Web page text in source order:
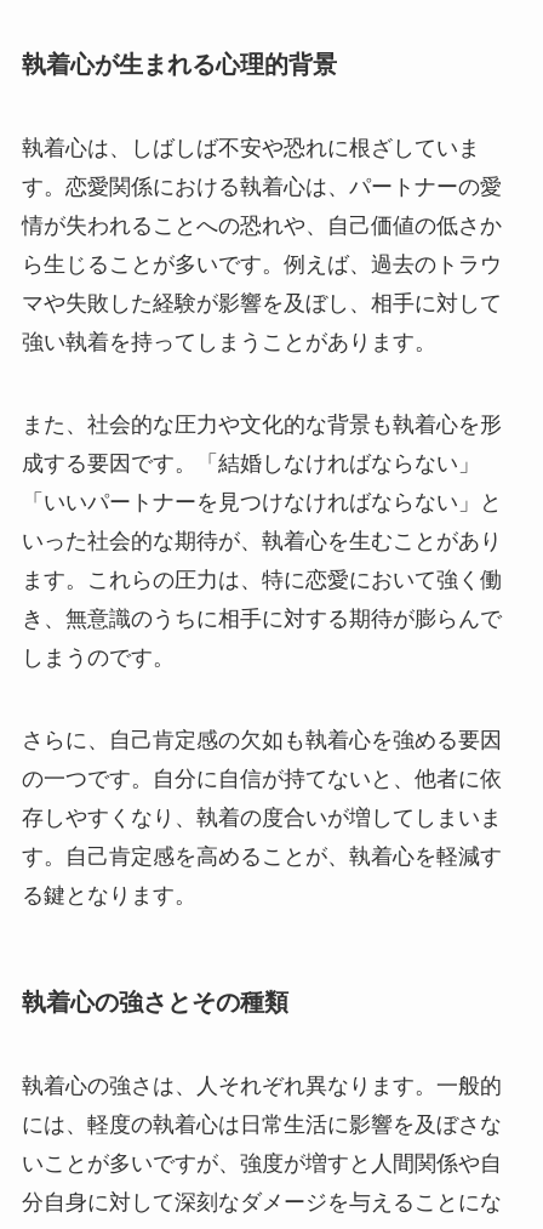
執着心が生まれる心理的背景
執着心は、しばしば不安や恐れに根ざしていま
す。恋愛関係における執着心は、パートナーの愛
情が失われることへの恐れや、自己価値の低さか
ら生じることが多いです。例えば、過去のトラウ
マや失敗した経験が影響を及ぼし、相手に対して
強い執着を持ってしまうことがあります。
また、社会的な圧力や文化的な背景も執着心を形
成する要因です。「結婚しなければならない」
「いいパートナーを見つけなければならない」と
いった社会的な期待が、執着心を生むことがあり
ます。これらの圧力は、特に恋愛において強く働
き、無意識のうちに相手に対する期待が膨らんで
しまうのです。
さらに、自己肯定感の欠如も執着心を強める要因
の一つです。自分に自信が持てないと、他者に依
存しやすくなり、執着の度合いが増してしまいま
す。自己肯定感を高めることが、執着心を軽減す
る鍵となります。
執着心の強さとその種類
執着心の強さは、人それぞれ異なります。一般的
には、軽度の執着心は日常生活に影響を及ぼさな
いことが多いですが、強度が増すと人間関係や自
分自身に対して深刻なダメージを与えることにな